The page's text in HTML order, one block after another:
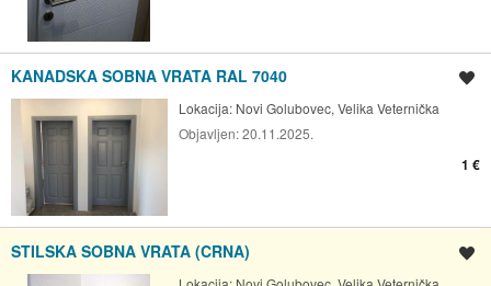
KANADSKA SOBNA VRATA RAL 7040
Lokacija: Novi Golubovec, Velika Veternička
Objavljen:20.11.2025.
1 €
STILSKA SOBNA VRATA (CRNA)